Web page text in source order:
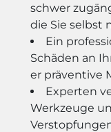
schwer
die Sie selbst
Ein
Schäden an
er präventive
Experten
Werkzeuge